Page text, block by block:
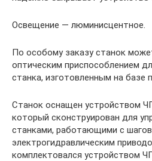
Освещение — люминисцентное.
По особому заказу станок
оптическим приспособлением
станка, изготовленным на базе
Станок оснащен устройством
который сконструирован для
станками, работающими с
электрогидравлическим
комплектовался устройством